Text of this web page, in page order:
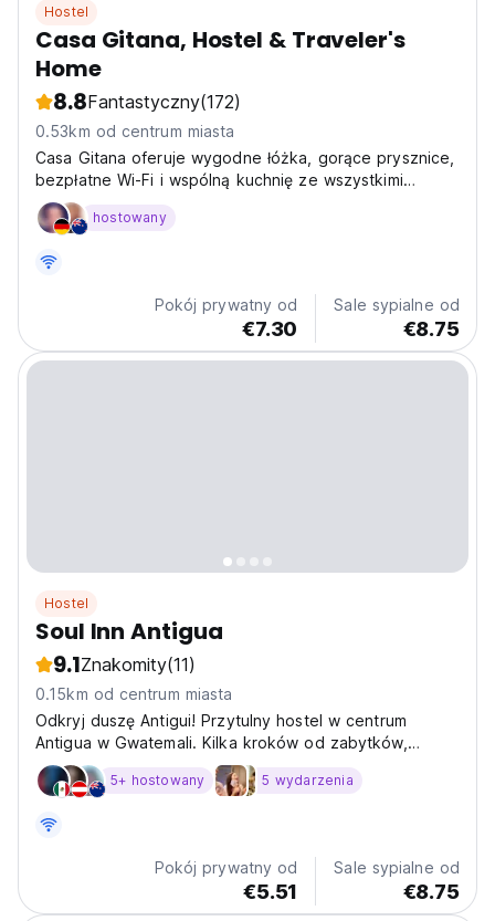
Hostel
Casa Gitana, Hostel & Traveler's
Home
8.8Fantastyczny(172)
0.53km od centrum miasta
Casa Gitana oferuje wygodne łóżka, gorące prysznice,
bezpłatne Wi-Fi i wspólną kuchnię ze wszystkimi
udogodnieniami.
hostowany
Pokój prywatny od
€7.30
Sale sypialne od
€8.75
Hostel
Soul Inn Antigua
9.1Znakomity(11)
0.15km od centrum miasta
Odkryj duszę Antigui! Przytulny hostel w centrum
Antigua w Gwatemali. Kilka kroków od zabytków,
idealny do odkrywania tętniącej życiem lokalnej kultury.
(Auto-translated from original language)
5+ hostowany 5 wydarzenia
Pokój prywatny od
€5.51
Sale sypialne od
€8.75